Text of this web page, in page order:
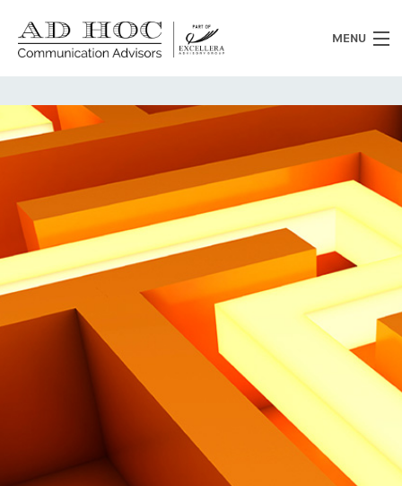
MENU
Chi siamo
Cosa facciamo
News
Clienti
Heritage
Lavora con noi
Contatti